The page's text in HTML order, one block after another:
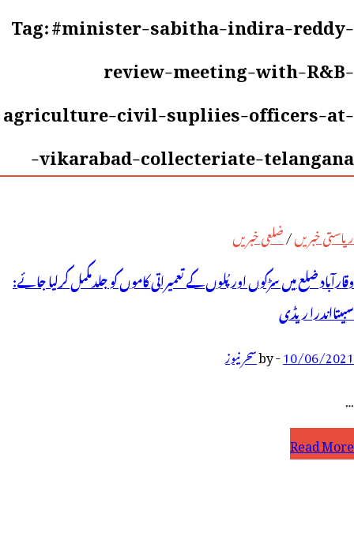
Tag:#minister-sabitha-indira-reddy-
review-meeting-with-R&B-
agriculture-civil-supliies-officers-at-
vikarabad-collecteriate-telangana-
ریاستی خبریں/ضلعی خبریں
وقارآباد ضلع میں سڑکوں اور پُلوں کے تعمیراتی کاموں کو جلدمکمل کرلیا جائے:
سبیتااندرا ریڈی
10/06/2021
-
byسحر نیوز
…
وقارآباد
Read More